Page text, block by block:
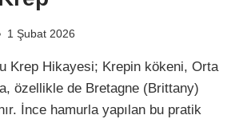
1 Şubat 2026
Krep Hikayesi; Krepin kökeni, Orta
özellikle de Bretagne (Brittany)
İnce hamurla yapılan bu pratik